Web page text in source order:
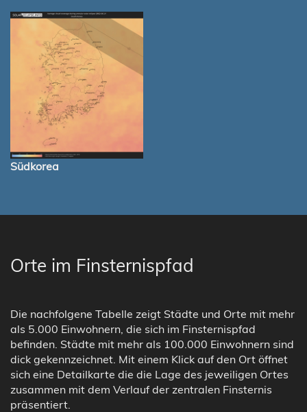
Südkorea
Orte im Finsternispfad
Die nachfolgene Tabelle zeigt Städte und Orte mit mehr
als 5.000 Einwohnern, die sich im Finsternispfad
befinden. Städte mit mehr als 100.000 Einwohnern sind
dick gekennzeichnet. Mit einem Klick auf den Ort öffnet
sich eine Detailkarte die die Lage des jeweiligen Ortes
zusammen mit dem Verlauf der zentralen Finsternis
präsentiert.